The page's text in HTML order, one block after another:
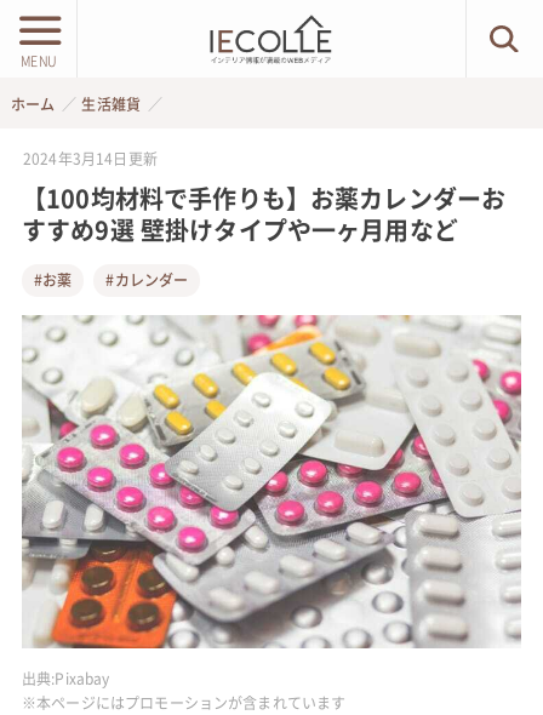
MENU
ホーム 生活雑貨
2024年3月14日 更新
【100均材料で手作りも】お薬カレンダーお
すすめ9選 壁掛けタイプや一ヶ月用など
#お薬 #カレンダー
出典:Pixabay
※本ページにはプロモーションが含まれています